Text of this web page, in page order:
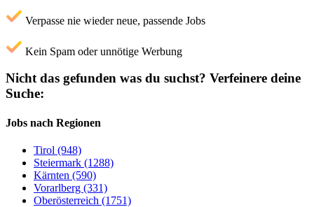
Verpasse nie wieder neue, passende Jobs
Kein Spam oder unnötige Werbung
Nicht das gefunden was du suchst? Verfeinere deine
Suche:
Jobs nach Regionen
Tirol (948)
Steiermark (1288)
Kärnten (590)
Vorarlberg (331)
Oberösterreich (1751)